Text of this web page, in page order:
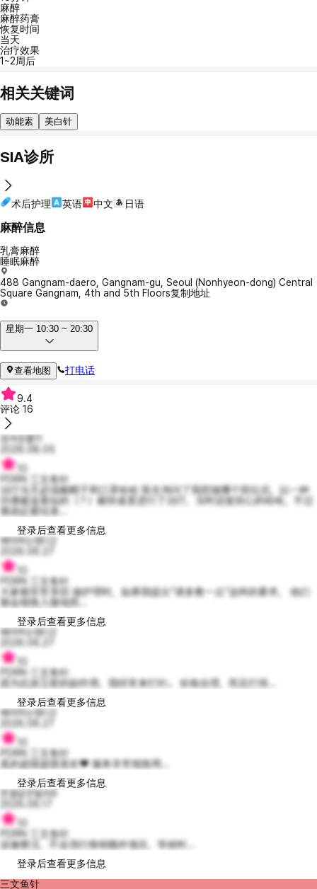
麻醉
麻醉药膏
恢复时间
当天
治疗效果
1~2周后
相关关键词
动能素 美白针
SIA诊所
术后护理 英语 中文 日语
麻醉信息
乳膏麻醉
睡眠麻醉
488 Gangnam-daero, Gangnam-gu, Seoul (Nonhyeon-dong) Central
Square Gangnam, 4th and 5th Floors复制地址
星期一 10:30 ~ 20:30
查看地图 打电话
9.4
评论 16
정겨운폴11
2026.08.05
PDRN 三文鱼针
治疗当天必须戴帽子和口罩哈哈 医生询问了我想做哪个部位后，以一种
仿佛被追着似的（？）极快速度进行了治疗，当时还挺担心的哈哈，不过
痛就赶紧结束...
登录后查看更多信息
배려하는웬디2
2026.06.27
PDRN 三文鱼针
大家都非常亲切 做护理时，如果我提出“请多敷一点”这样的要求， 他们
都会细致入微地照...
登录后查看更多信息
배려하는웬디2
2026.06.27
PDRN 三文鱼针
因为抗炎注射的副作用，我经常来打针。 价格合理，而且打得...
登录后查看更多信息
배려하는웬디2
2026.06.27
PDRN 三文鱼针
真的超级超级喜欢❤️ 服务非常细致周...
登录后查看更多信息
한결같은빌리6
2026.06.17
PDRN 三文鱼针
设施整洁，不会强行推销额外项目，等候时...
登录后查看更多信息
三文鱼针